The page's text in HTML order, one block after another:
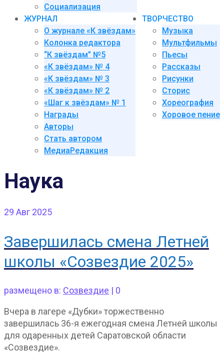
Социализация
ЖУРНАЛ
О журнале «К звёздам»
Колонка редактора
“К звёздам” №5
«К звёздам» № 4
«К звёздам» № 3
«К звёздам» № 2
«Шаг к звёздам» № 1
Награды
Авторы
Стать автором
МедиаРедакция
ТВОРЧЕСТВО
Музыка
Мультфильмы
Пьесы
Рассказы
Рисунки
Сторис
Хореография
Хоровое пение
Наука
29 Авг 2025
Завершилась смена Летней
школы «Созвездие 2025»
размещено в: Созвездие | 0
Вчера в лагере «Дубки» торжественно
завершилась 36-я ежегодная смена Летней школы
для одаренных детей Саратовской области
«Созвездие».